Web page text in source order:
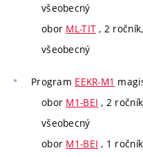
všeobecný
obor ML-TIT , 2
všeobecný
Program EEKR-M1
obor M1-BEI , 2
všeobecný
obor M1-BEI , 1